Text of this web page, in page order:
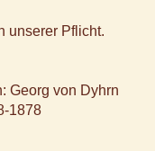
unserer Pflicht.
Georg von Dyhrn
1878